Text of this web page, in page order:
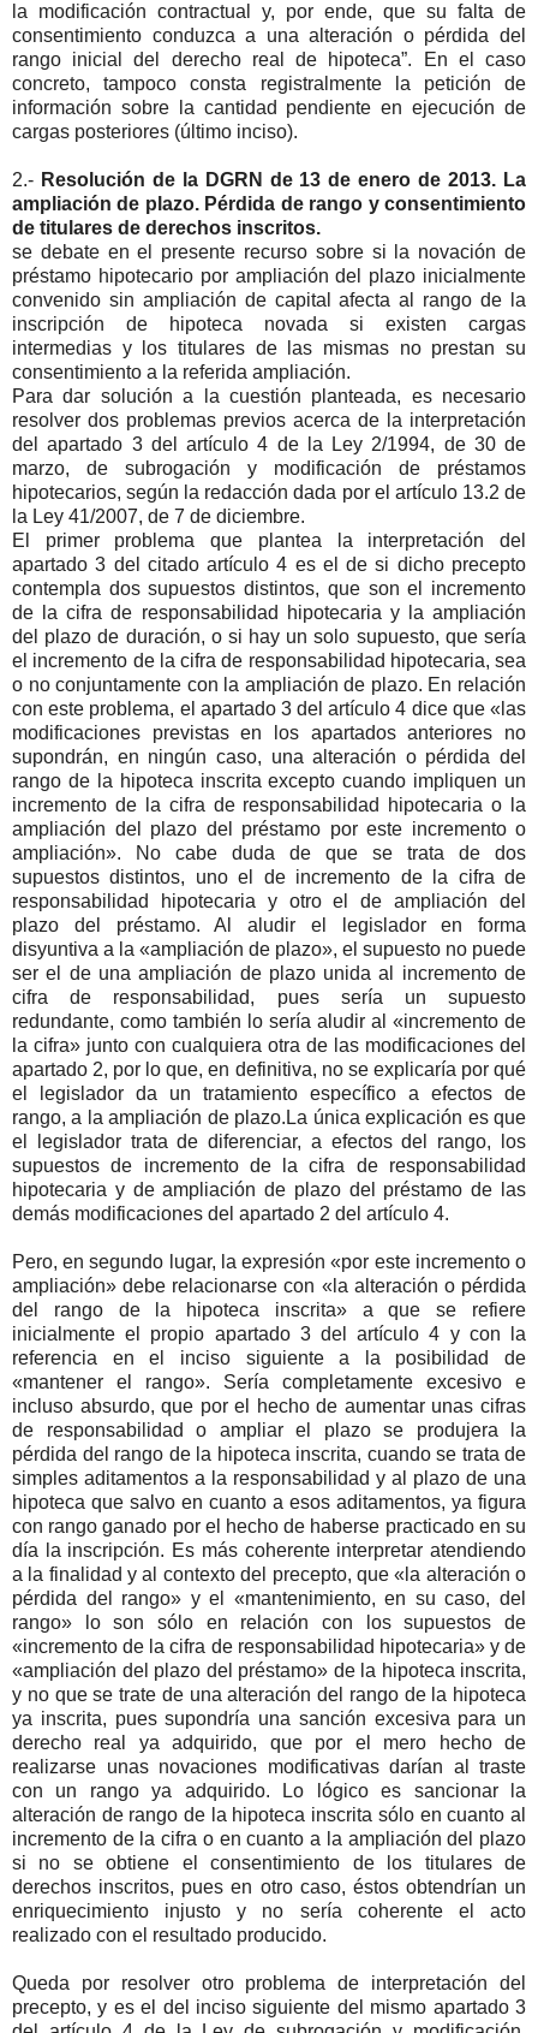
la modificación contractual y, por ende, que su falta de
consentimiento conduzca a una alteración o pérdida del
rango inicial del derecho real de hipoteca”. En el caso
concreto, tampoco consta registralmente la petición de
información sobre la cantidad pendiente en ejecución de
cargas posteriores (último inciso).
2.- Resolución de la DGRN de 13 de enero de 2013. La
ampliación de plazo. Pérdida de rango y consentimiento
de titulares de derechos inscritos.
se debate en el presente recurso sobre si la novación de
préstamo hipotecario por ampliación del plazo inicialmente
convenido sin ampliación de capital afecta al rango de la
inscripción de hipoteca novada si existen cargas
intermedias y los titulares de las mismas no prestan su
consentimiento a la referida ampliación.
Para dar solución a la cuestión planteada, es necesario
resolver dos problemas previos acerca de la interpretación
del apartado 3 del artículo 4 de la Ley 2/1994, de 30 de
marzo, de subrogación y modificación de préstamos
hipotecarios, según la redacción dada por el artículo 13.2 de
la Ley 41/2007, de 7 de diciembre.
El primer problema que plantea la interpretación del
apartado 3 del citado artículo 4 es el de si dicho precepto
contempla dos supuestos distintos, que son el incremento
de la cifra de responsabilidad hipotecaria y la ampliación
del plazo de duración, o si hay un solo supuesto, que sería
el incremento de la cifra de responsabilidad hipotecaria, sea
o no conjuntamente con la ampliación de plazo. En relación
con este problema, el apartado 3 del artículo 4 dice que «las
modificaciones previstas en los apartados anteriores no
supondrán, en ningún caso, una alteración o pérdida del
rango de la hipoteca inscrita excepto cuando impliquen un
incremento de la cifra de responsabilidad hipotecaria o la
ampliación del plazo del préstamo por este incremento o
ampliación». No cabe duda de que se trata de dos
supuestos distintos, uno el de incremento de la cifra de
responsabilidad hipotecaria y otro el de ampliación del
plazo del préstamo. Al aludir el legislador en forma
disyuntiva a la «ampliación de plazo», el supuesto no puede
ser el de una ampliación de plazo unida al incremento de
cifra de responsabilidad, pues sería un supuesto
redundante, como también lo sería aludir al «incremento de
la cifra» junto con cualquiera otra de las modificaciones del
apartado 2, por lo que, en definitiva, no se explicaría por qué
el legislador da un tratamiento específico a efectos de
rango, a la ampliación de plazo.La única explicación es que
el legislador trata de diferenciar, a efectos del rango, los
supuestos de incremento de la cifra de responsabilidad
hipotecaria y de ampliación de plazo del préstamo de las
demás modificaciones del apartado 2 del artículo 4.
Pero, en segundo lugar, la expresión «por este incremento o
ampliación» debe relacionarse con «la alteración o pérdida
del rango de la hipoteca inscrita» a que se refiere
inicialmente el propio apartado 3 del artículo 4 y con la
referencia en el inciso siguiente a la posibilidad de
«mantener el rango». Sería completamente excesivo e
incluso absurdo, que por el hecho de aumentar unas cifras
de responsabilidad o ampliar el plazo se produjera la
pérdida del rango de la hipoteca inscrita, cuando se trata de
simples aditamentos a la responsabilidad y al plazo de una
hipoteca que salvo en cuanto a esos aditamentos, ya figura
con rango ganado por el hecho de haberse practicado en su
día la inscripción. Es más coherente interpretar atendiendo
a la finalidad y al contexto del precepto, que «la alteración o
pérdida del rango» y el «mantenimiento, en su caso, del
rango» lo son sólo en relación con los supuestos de
«incremento de la cifra de responsabilidad hipotecaria» y de
«ampliación del plazo del préstamo» de la hipoteca inscrita,
y no que se trate de una alteración del rango de la hipoteca
ya inscrita, pues supondría una sanción excesiva para un
derecho real ya adquirido, que por el mero hecho de
realizarse unas novaciones modificativas darían al traste
con un rango ya adquirido. Lo lógico es sancionar la
alteración de rango de la hipoteca inscrita sólo en cuanto al
incremento de la cifra o en cuanto a la ampliación del plazo
si no se obtiene el consentimiento de los titulares de
derechos inscritos, pues en otro caso, éstos obtendrían un
enriquecimiento injusto y no sería coherente el acto
realizado con el resultado producido.
Queda por resolver otro problema de interpretación del
precepto, y es el del inciso siguiente del mismo apartado 3